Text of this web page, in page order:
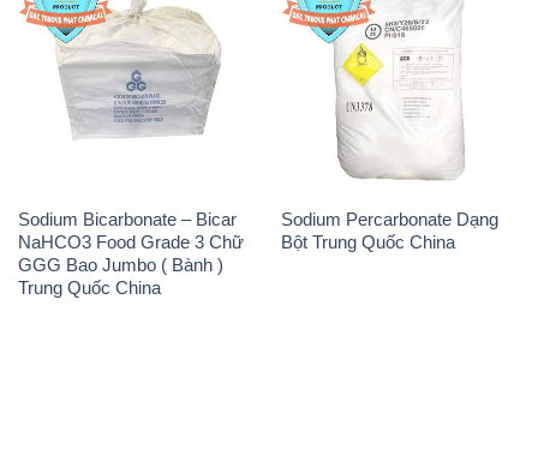
Sodium Bicarbonate – Bicar
NaHCO3 Food Grade 3 Chữ
GGG Bao Jumbo ( Bành )
Trung Quốc China
Sodium Percarbonate Dạng
Bột Trung Quốc China